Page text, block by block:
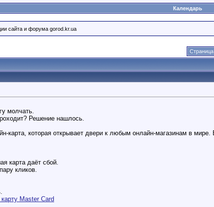
Календарь
сайта и форума gorod.kr.ua
Страница
молчать.
Решение нашлось.
карта, которая открывает двери к любым онлайн-магазинам в мире.
карта даёт сбой.
кликов.
Master Card